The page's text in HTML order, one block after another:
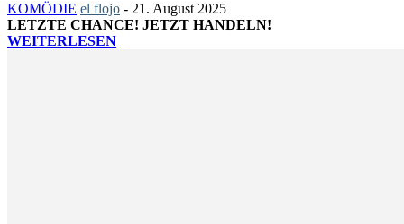
KOMÖDIE el flojo - 21. August 2025
LETZTE CHANCE! JETZT HANDELN!
WEITERLESEN